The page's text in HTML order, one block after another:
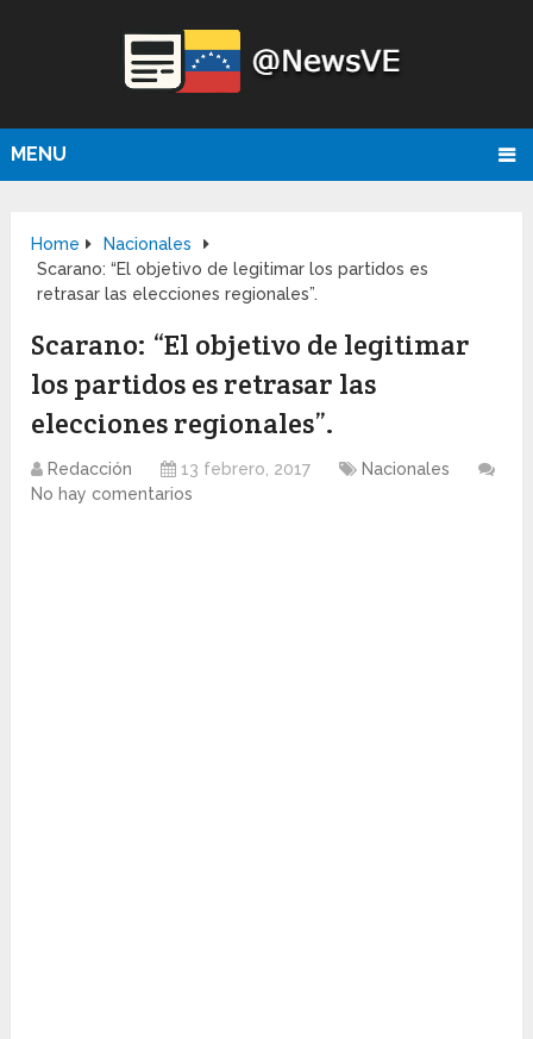
MENU
Home
Nacionales
Scarano: “El objetivo de legitimar los partidos es
retrasar las elecciones regionales”.
Scarano: “El objetivo de legitimar
los partidos es retrasar las
elecciones regionales”.
Redacción 13 febrero, 2017
Nacionales
No hay comentarios